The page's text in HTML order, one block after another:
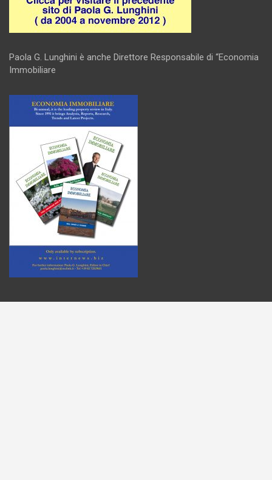
Paola G. Lunghini è anche Direttore Responsabile di “Economia
Immobiliare